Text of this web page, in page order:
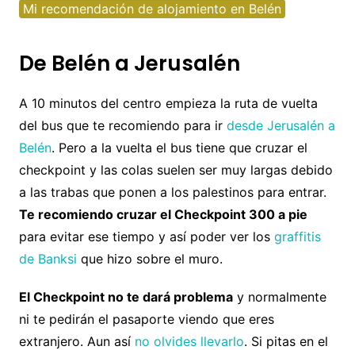
Mi recomendación de alojamiento en Belén
De Belén a Jerusalén
A 10 minutos del centro empieza la ruta de vuelta
del bus que te recomiendo para ir desde Jerusalén a
Belén. Pero a la vuelta el bus tiene que cruzar el
checkpoint y las colas suelen ser muy largas debido
a las trabas que ponen a los palestinos para entrar.
Te recomiendo cruzar el Checkpoint 300 a pie
para evitar ese tiempo y así poder ver los graffitis
de Banksi que hizo sobre el muro.
El Checkpoint no te dará problemay normalmente
ni te pedirán el pasaporte viendo que eres
extranjero. Aun así no olvides llevarlo. Si pitas en el